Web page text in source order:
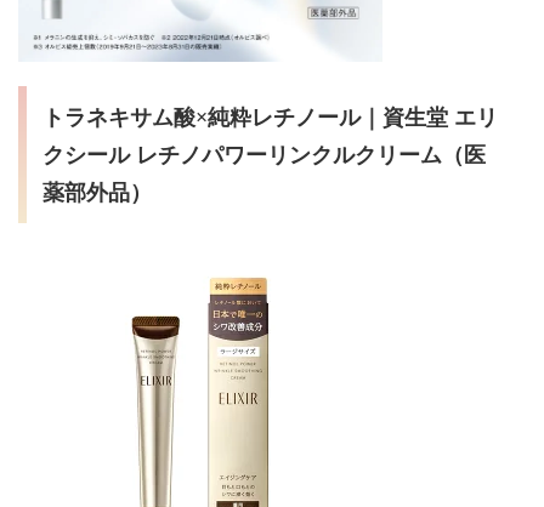
トラネキサム酸×純粋レチノール｜ 資生堂 エリ
クシール レチノパワーリンクルクリーム（医
薬部外品）